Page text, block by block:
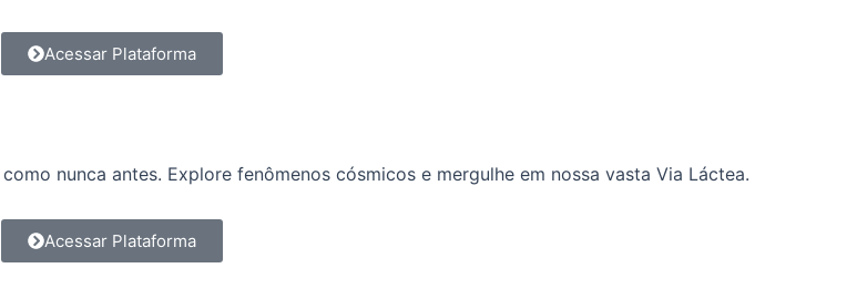
Acessar Plataforma
nunca antes. Explore fenômenos cósmicos e mergulhe em nossa vasta Via Láctea.
Acessar Plataforma